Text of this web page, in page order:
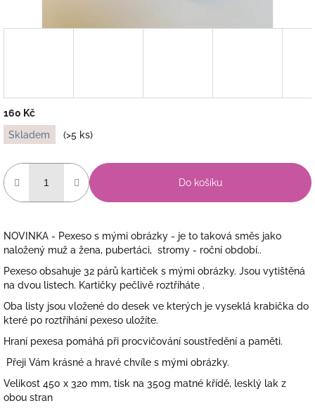
160 Kč
Měrná
cena:
Skladem (>5 ks)
Do košíku
NOVINKA - Pexeso s mými obrázky - je to taková směs jako
naložený muž a žena, pubertáci, stromy - roční období..
Pexeso obsahuje 32 párů kartiček s mými obrázky. Jsou vytištěná
na dvou listech. Kartičky pečlivě roztříháte .
Oba listy jsou vložené do desek ve kterých je vyseklá krabička do
které po roztříhání pexeso uložíte.
Hraní pexesa pomáhá při procvičování soustředění a paměti.
Přeji Vám krásné a hravé chvíle s mými obrázky.
Velikost 450 x 320 mm, tisk na 350g matné křídě, lesklý lak z
obou stran